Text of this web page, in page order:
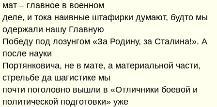
мат – главное в военном
деле, и тока наивные штафирки думают, будто мы
одержали нашу Главную
Победу под лозунгом «За Родину, за Сталина!». А
после науки
Портянковича, не в мате, а материальной части,
стрельбе да шагистике мы
почти поголовно вышли в «Отличники боевой и
политической подготовки» уже